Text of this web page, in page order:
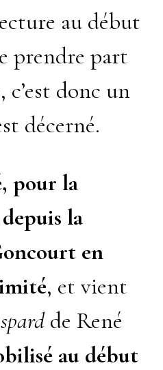
au début
prendre part
c’est donc un
décerné.
pour la
la
en
, et vient
de René
au début